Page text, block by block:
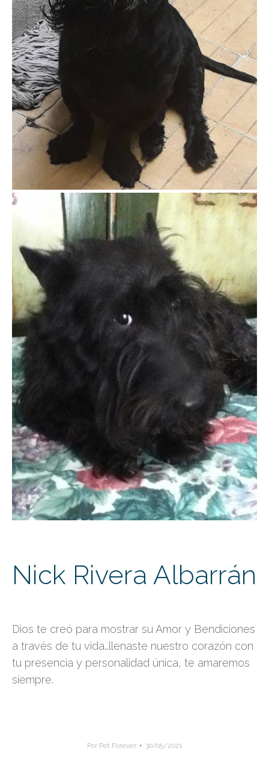
Nick Rivera Albarrán
Dios te creó para mostrar su Amor y Bendiciones
a través de tu vida…llenaste nuestro corazón con
tu presencia y personalidad única, te amaremos
siempre.
Por Pet Forever 30/05/2021